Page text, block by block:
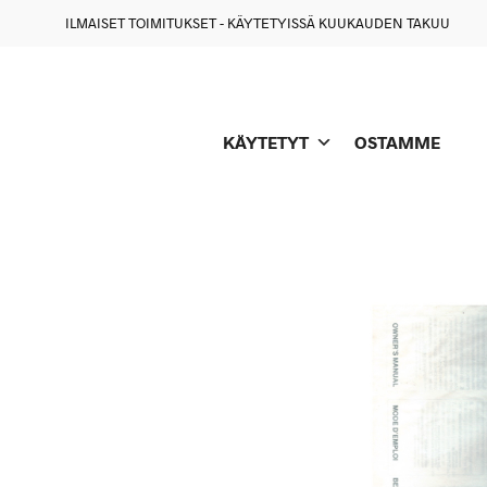
ILMAISET TOIMITUKSET - KÄYTETYISSÄ KUUKAUDEN TAKUU
KÄYTETYT OSTAMME